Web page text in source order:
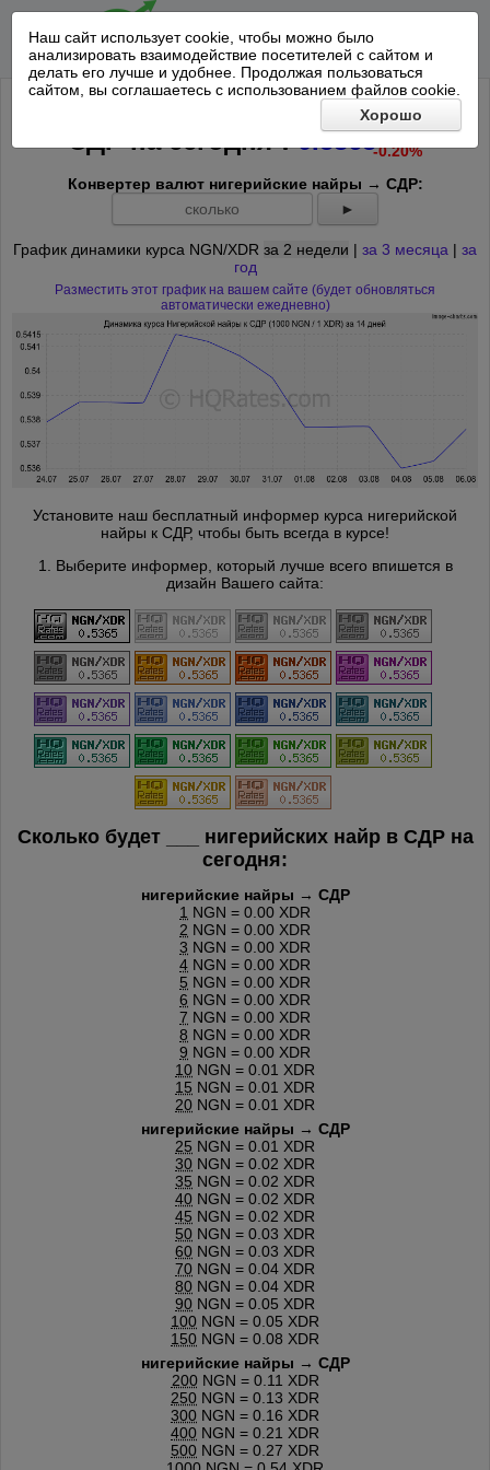
Наш сайт использует cookie, чтобы можно было
анализировать взаимодействие посетителей с сайтом и
делать его лучше и удобнее. Продолжая пользоваться
сайтом, вы соглашаетесь с использованием файлов cookie.
Хорошо
Курс 1000 Нигерийская найра к
СДР насегодня :0.5365-0.0011
-0.20%
Конвертер валют нигерийские найры → СДР:
►
График динамики курса NGN/XDR за 2 недели | за 3 месяца | за
год
Разместить этот график на вашем сайте (будет обновляться
автоматически ежедневно)
Установите наш бесплатный информер курса нигерийской
найры к СДР, чтобы быть всегда в курсе!
1. Выберите информер, который лучше всего впишется в
дизайн Вашего сайта:
Сколько будет
нигерийских найр в СДР на
сегодня:
нигерийские найры → СДР
1 NGN = 0.00 XDR
2 NGN = 0.00 XDR
3 NGN = 0.00 XDR
4 NGN = 0.00 XDR
5 NGN = 0.00 XDR
6 NGN = 0.00 XDR
7 NGN = 0.00 XDR
8 NGN = 0.00 XDR
9 NGN = 0.00 XDR
10 NGN = 0.01 XDR
15 NGN = 0.01 XDR
20 NGN = 0.01 XDR
нигерийские найры → СДР
25 NGN = 0.01 XDR
30 NGN = 0.02 XDR
35 NGN = 0.02 XDR
40 NGN = 0.02 XDR
45 NGN = 0.02 XDR
50 NGN = 0.03 XDR
60 NGN = 0.03 XDR
70 NGN = 0.04 XDR
80 NGN = 0.04 XDR
90 NGN = 0.05 XDR
100 NGN = 0.05 XDR
150 NGN = 0.08 XDR
нигерийские найры → СДР
200NGN = 0.11 XDR
250 NGN = 0.13 XDR
300 NGN = 0.16 XDR
400 NGN = 0.21 XDR
500 NGN = 0.27 XDR